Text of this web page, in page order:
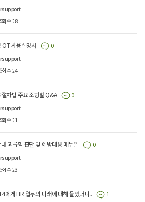
회수 28
OT 사용설명서 0
회수 24
차법 주요 조항별 Q&A 0
회수 21
괴롭힘 판단 및 예방대응 매뉴얼 0
회수 23
에게 HR 업무의 미래에 대해 물었더니.. 1